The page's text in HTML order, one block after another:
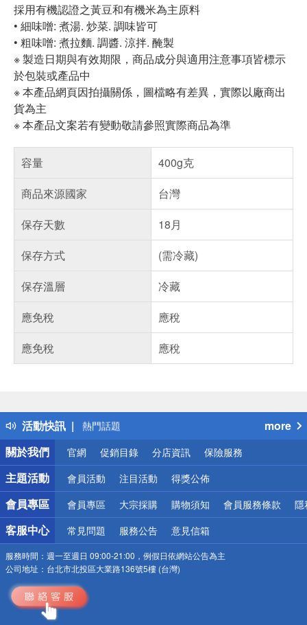
採用有機認證之黃豆和有機米為主原料
• 細味噌: 煮湯. 炒菜. 調味皆可
• 粗味噌: 煮拉麵. 調醬. 涼拌. 醃製
※ 製造日期與有效期限，商品成分與適用注意事項皆標示
於包裝或產品中
※ 本產品網頁因拍攝關係，圖檔略有差異，實際以廠商出
貨為主
※ 本產品文案若有變動敬請參照實際商品為準
容量
400g克
商品來源國家
台灣
保存天數
18月
保存方式
(需冷藏)
保存溫層
冷藏
應免稅
應稅
應免稅
應稅
活動快訊
得獎公告
熱門話題
銀行優惠
偏遠地區配送
詐騙網頁！請小心！
more
關於我們
官網 促銷目錄 分店資訊 保險服務
主題活動 會員活動 注目活動 得獎公佈
會員專區 會員專區 大宗採購 購物須知 會員服務條款 隱
客服中心 常見問題 服務公告 意見信箱
服務時間： 週一至週日 09:00-21:00，例假日依網站公告為主
公司地址： 台北市北投區大業路136號5樓 (台灣)